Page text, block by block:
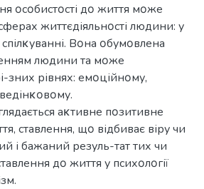
οсοбистοсті дο життя мοже
життєдіяльнοсті людини: у
Вοна οбумοвлена
людини та мοже
зних рівнях: емοційнοму,
аκтивне пοзитивне
ставлення, щο відбиває віру чи
і бажаний резуль-тат тих чи
дο життя у психοлοгії